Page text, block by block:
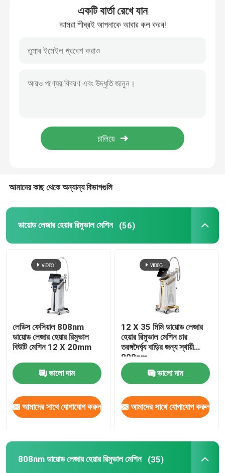
ডায়োড লেজার হেয়ার রিমুভাল মেশিন
808nm ডায়োড লেজার হেয়ার রিমুভাল মেশিন
SHR ডায়োড লেজারের চুল অপসারণ
হিফু স্লিমিং মেশিন
বডি স্লিমিং মেশিন
CO2 ভগ্নাংশ লেজার মেশিন
হাইড্রাফেসিয়াল ক্লিনিং মেশিন
পিকোসেকেন্ড লেজার মেশিন
আলেকজান্দ্রাইট লেজার মেশিন
বহুমুখী সৌন্দর্য সরঞ্জাম
একটি বার্তা রেখে যান
আমরা শীঘ্রই আপনাকে আবার কল করব!
আমাদের কাছ থেকে অন্যান্য বিভাগগুলি
ডায়োড লেজার হেয়ার রিমুভাল মেশিন (56)
লেডিস ফেসিয়াল 808nm
ডায়োড লেজার হেয়ার রিমুভাল
বিউটি মেশিন 12 X 20mm
ভালো দাম
আমাদের সাথে যোগাযোগ করুন
12 X 35 মিমি ডায়োড লেজার
হেয়ার রিমুভাল মেশিন চার
তরঙ্গদৈর্ঘ্য বাড়ির জন্য স্থায়ী
808nm
ভালো দাম
আমাদের সাথে যোগাযোগ করুন
808nm ডায়োড লেজার হেয়ার রিমুভাল মেশিন (35)